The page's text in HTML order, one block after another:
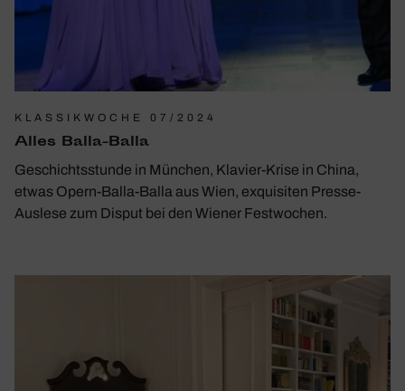
KLASSIKWOCHE 07/2024
Alles Balla-Balla
Geschichts­stunde in München, Klavier-Krise in China,
etwas Opern-Balla-Balla aus Wien, exqui­siten Presse-
Auslese zum Disput bei den Wiener Fest­wo­chen.